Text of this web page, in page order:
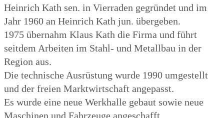
Heinrich Kath sen. in Vierraden gegründet und im
Jahr 1960 an Heinrich Kath jun. übergeben.
1975 übernahm Klaus Kath die Firma und führt
seitdem Arbeiten im Stahl- und Metallbau in der
Region aus.
Die technische Ausrüstung wurde 1990 umgestellt
und der freien Marktwirtschaft angepasst.
Es wurde eine neue Werkhalle gebaut sowie neue
Maschinen und Fahrzeuge angeschafft.